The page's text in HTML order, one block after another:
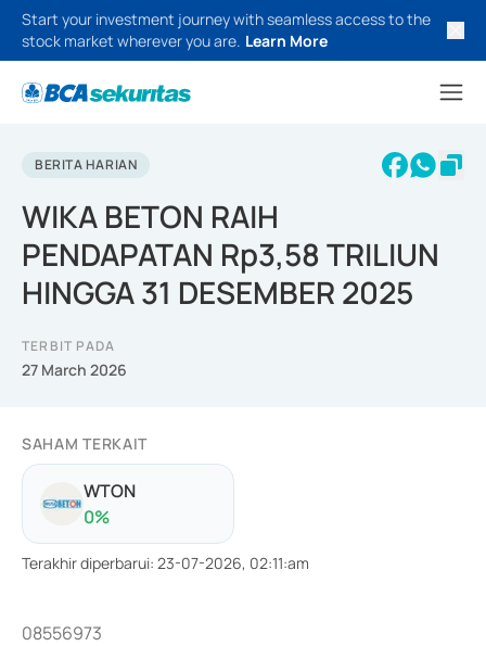
Start your investment journey with seamless access to the
stock market wherever you are. Learn More
BERITA HARIAN
WIKA BETON RAIH
PENDAPATAN Rp3,58 TRILIUN
HINGGA 31 DESEMBER 2025
TERBIT PADA
27 March 2026
SAHAM TERKAIT
WTON
0%
Terakhir diperbarui: 23-07-2026, 02:11:am
08556973